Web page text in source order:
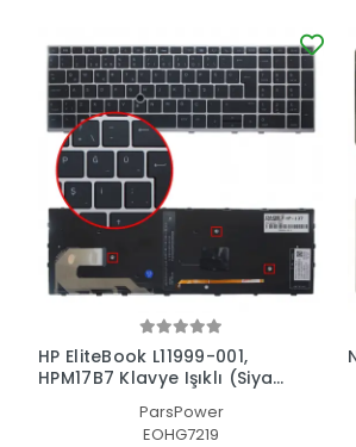
HP EliteBook L11999-001,
HPM17B7 Klavye Işıklı (Siyah
ParsPower
EOHG7219